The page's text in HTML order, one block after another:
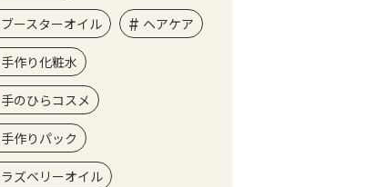
ブースターオイル ヘアケア
手作り化粧水
手のひらコスメ
手作りパック
ラズベリーオイル